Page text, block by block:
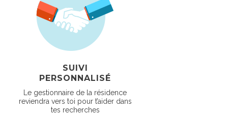
SUIVI
PERSONNALISÉ
Le gestionnaire de la résidence
reviendra vers toi pour t’aider dans
tes recherches